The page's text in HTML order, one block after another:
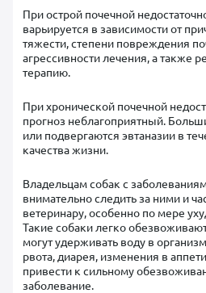
При острой почечной
варьируется в зависимости от
тяжести, степени повреждения
агрессивности лечения, а также
терапию.
При хронической почечной
прогноз неблагоприятный.
или подвергаются эвтаназии в
качества жизни.
Владельцам собак с
внимательно следить за ними и
ветеринару, особенно по мере
Такие собаки легко
могут удерживать воду в
рвота, диарея, изменения в
привести к сильному
заболевание.